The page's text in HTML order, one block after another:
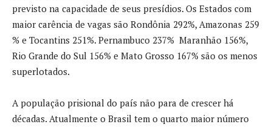
previsto na capacidade de seus presídios. Os Estados com
maior carência de vagas são Rondônia 292%, Amazonas 259
% e Tocantins 251%. Pernambuco 237% Maranhão 156%,
Rio Grande do Sul 156% e Mato Grosso 167% são os menos
superlotados.
A população prisional do país não para de crescer há
décadas. Atualmente o Brasil tem o quarto maior número